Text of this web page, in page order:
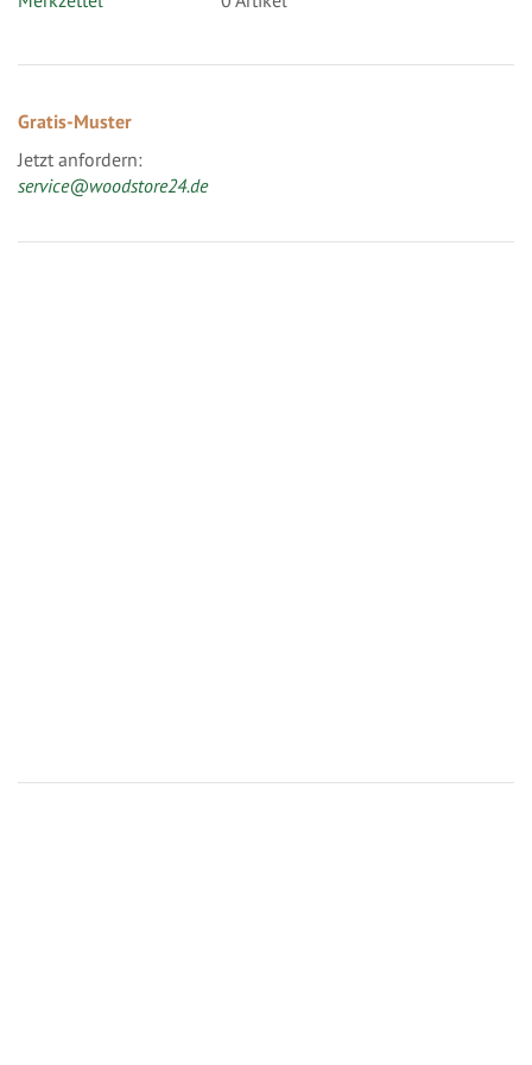
Gratis-Muster
Jetzt anfordern:
service@woodstore24.de